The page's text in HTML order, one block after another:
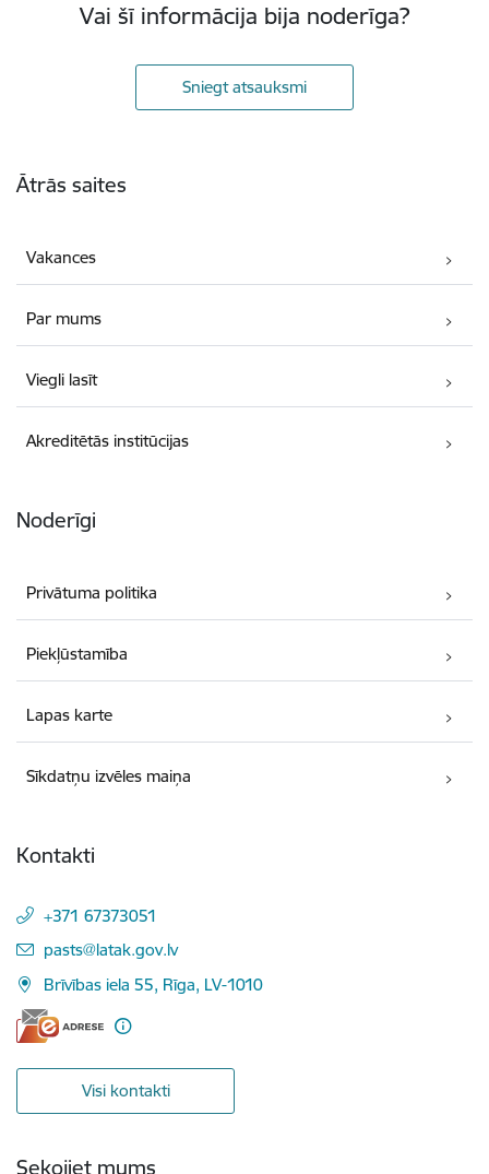
Vai šī informācija bija noderīga?
Sniegt atsauksmi
Ātrās saites
Vakances
Par mums
Viegli lasīt
Akreditētās institūcijas
Noderīgi
Privātuma politika
Piekļūstamība
Lapas karte
Sīkdatņu izvēles maiņa
Kontakti
+371 67373051
E-pasts:
pasts@latak.gov.lv
Brīvības iela 55, Rīga, LV-1010
Visi kontakti
Sekojiet mums